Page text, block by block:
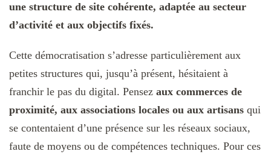
une structure de site cohérente, adaptée au secteur
d’activité et aux objectifs fixés.
Cette démocratisation s’adresse particulièrement aux
petites structures qui, jusqu’à présent, hésitaient à
franchir le pas du digital. Pensez aux commerces de
proximité, aux associations locales ou aux artisans qui
se contentaient d’une présence sur les réseaux sociaux,
faute de moyens ou de compétences techniques. Pour ces